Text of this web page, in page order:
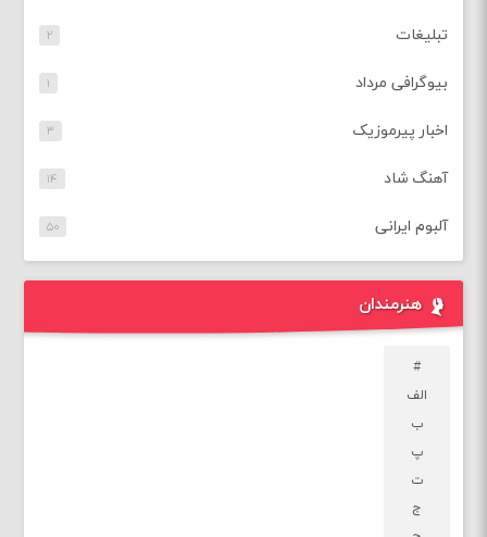
تبلیغات ۲
بیوگرافی مرداد ۱
اخبار پیرموزیک ۳
آهنگ شاد ۱۴
آلبوم ایرانی ۵۰
هنرمندان
#
الف
ب
پ
ت
ج